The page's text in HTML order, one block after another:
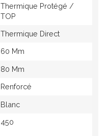
Thermique Protégé /
TOP
Thermique Direct
60 Mm
80 Mm
Renforcé
Blanc
450